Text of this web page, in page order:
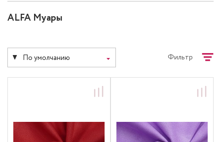
ALFA Муары
По умолчанию Фильтр